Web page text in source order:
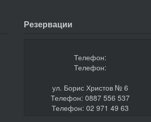
Резервации
Телефон:
Телефон:
ул. Борис Христов № 6
Телефон: 0887 556 537
Телефон: 02 971 49 63